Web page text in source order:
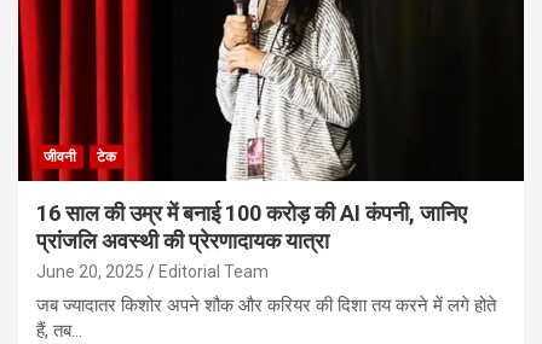
जीवनी टेक
16 साल की उम्र में बनाई 100 करोड़ की AI कंपनी, जानिए
प्रांजलि अवस्थी की प्रेरणादायक यात्रा
June 20, 2025 Editorial Team
जब ज्यादातर किशोर अपने शौक और करियर की दिशा तय करने में लगे होते
हैं, तब…